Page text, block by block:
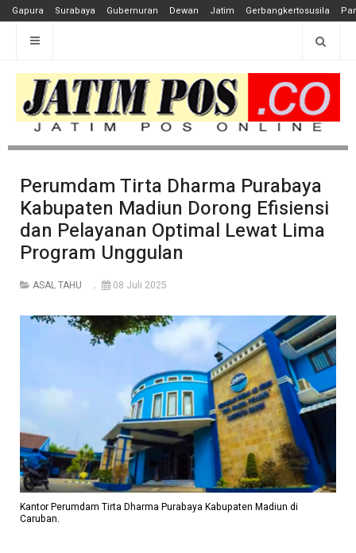
Gapura Surabaya Gubernuran Dewan Jatim Gerbangkertosusila
Perumdam Tirta Dharma Purabaya
Kabupaten Madiun Dorong Efisiensi
dan Pelayanan Optimal Lewat Lima
Program Unggulan
ASAL TAHU 08 Juli 2025
Kantor Perumdam Tirta Dharma Purabaya Kabupaten Madiun di
Caruban.